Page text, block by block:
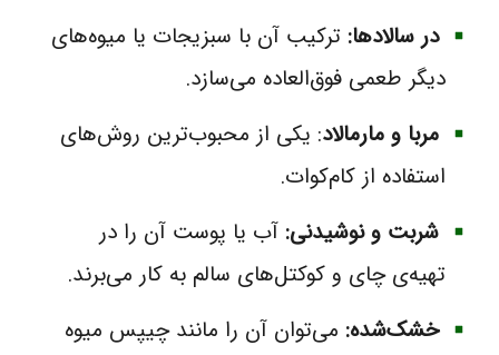
در سالادها: ترکیب آن با سبزیجات یا میوه‌های
دیگر طعمی فوق‌العاده می‌سازد.
مربا و مارمالاد: یکی از محبوب‌ترین روش‌های
استفاده از کام‌کوات.
شربت و نوشیدنی: آب یا پوست آن را در
تهیه‌ی چای و کوکتل‌های سالم به کار می‌برند.
خشک‌شده: می‌توان آن را مانند چیپس میوه